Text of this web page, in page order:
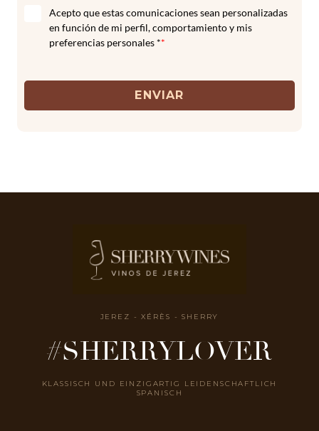
Acepto que estas comunicaciones sean personalizadas
en función de mi perfil, comportamiento y mis
preferencias personales **
ENVIAR
JEREZ - XÉRÈS - SHERRY
#SHERRYLOVER
KLASSISCH UND EINZIGARTIG LEIDENSCHAFTLICH
SPANISCH